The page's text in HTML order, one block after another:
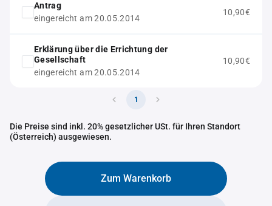
Antrag
eingereicht am 20.05.2014
10,90€
Erklärung über die Errichtung der
Gesellschaft
eingereicht am 20.05.2014
10,90€
1
Die Preise sind inkl. 20% gesetzlicher USt. für Ihren Standort
(Österreich) ausgewiesen.
Zum Warenkorb